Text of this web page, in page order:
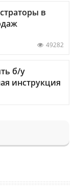
в
49282
б/у
инструкция